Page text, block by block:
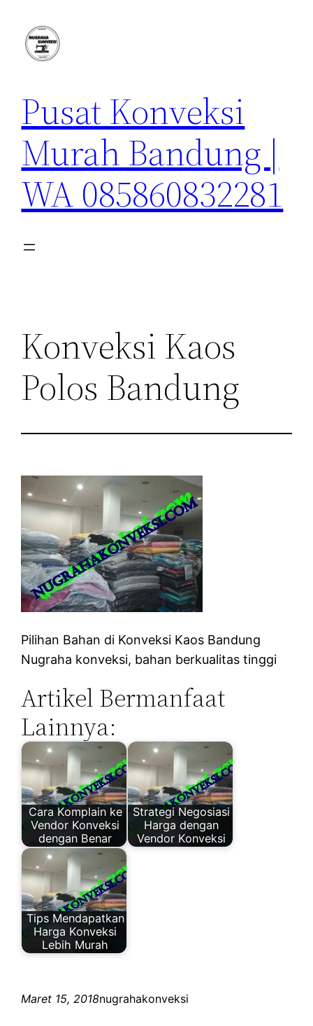
konten
Pusat Konveksi
Murah Bandung |
WA 085860832281
Konveksi Kaos
Polos Bandung
Pilihan Bahan di Konveksi Kaos Bandung
Nugraha konveksi, bahan berkualitas tinggi
Artikel Bermanfaat
Lainnya:
Cara Komplain ke
Vendor Konveksi
dengan Benar
Strategi Negosiasi
Harga dengan
Vendor Konveksi
Tips Mendapatkan
Harga Konveksi
Lebih Murah
Maret 15, 2018nugrahakonveksi